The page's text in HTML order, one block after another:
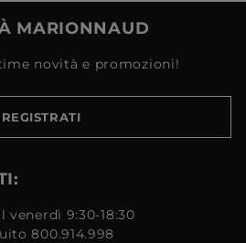
MARIONNAUD
novità e promozioni!
REGISTRATI
venerdì 9:30-18:30
800.914.998